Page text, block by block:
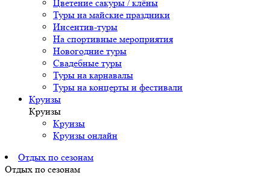
Цветение сакуры / клёны
Туры на майские праздники
Инсентив-туры
На спортивные мероприятия
Новогодние туры
Свадебные туры
Туры на карнавалы
Туры на концерты и фестивали
Круизы
Круизы
Круизы
Круизы онлайн
Отдых по сезонам
Отдых по сезонам